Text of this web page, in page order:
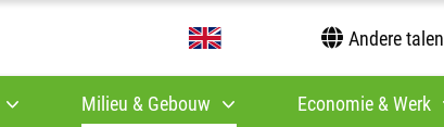
Andere talen
Milieu & Gebouw Economie & Werk